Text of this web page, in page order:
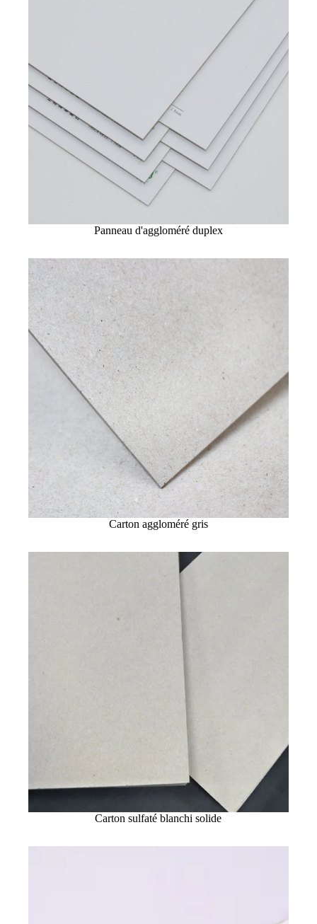
Panneau d'aggloméré duplex
Carton aggloméré gris
Carton sulfaté blanchi solide